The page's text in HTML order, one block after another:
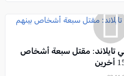
تايلاند: مقتل سبعة أشخاص